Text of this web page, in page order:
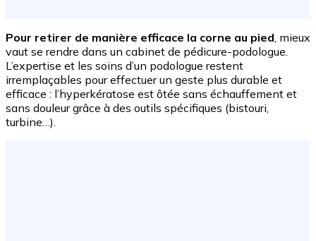
Pour retirer de manière efficace la corne au pied, mieux
vaut se rendre dans un cabinet de pédicure-podologue.
L’expertise et les soins d’un podologue restent
irremplaçables pour effectuer un geste plus durable et
efficace : l’hyperkératose est ôtée sans échauffement et
sans douleur grâce à des outils spécifiques (bistouri,
turbine…).